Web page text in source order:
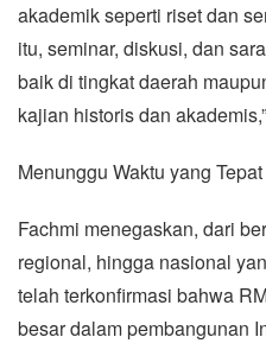
akademik seperti riset dan
itu, seminar, diskusi, dan
baik di tingkat daerah
kajian historis dan
Menunggu Waktu yang Tepat
Fachmi menegaskan, dari
regional, hingga nasional
telah terkonfirmasi bahwa
besar dalam pembangunan